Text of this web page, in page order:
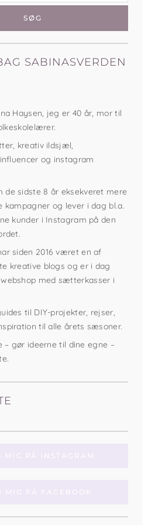
SABINASVERDEN
Haysen, jeg er 40 år, mor til
kreativ ildsjæl,
og instagram
de sidste 8 år eksekveret mere
kampagner og lever i dag bl.a.
kunder i Instagram på den
siden 2016 været en af
kreative blogs og er i dag
med sætterkasser i
til DIY-projekter, rejser,
til alle årets sæsoner.
– gør ideerne til dine egne –
MIG PÅ INSTAGRAM
MIG PÅ FACEBOOK